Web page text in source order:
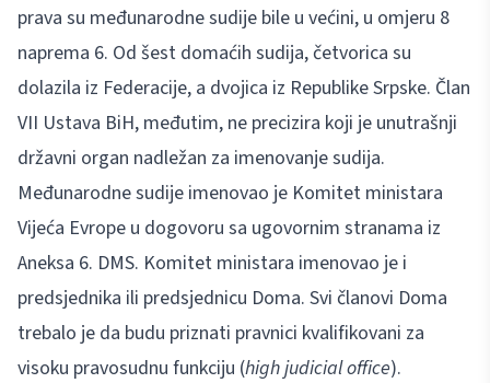
prava su međunarodne sudije bile u većini, u omjeru 8
naprema 6. Od šest domaćih sudija, četvorica su
dolazila iz Federacije, a dvojica iz Republike Srpske. Član
VII Ustava BiH, međutim, ne precizira koji je unutrašnji
državni organ nadležan za imenovanje sudija.
Međunarodne sudije imenovao je Komitet ministara
Vijeća Evrope u dogovoru sa ugovornim stranama iz
Aneksa 6. DMS. Komitet ministara imenovao je i
predsjednika ili predsjednicu Doma. Svi članovi Doma
trebalo je da budu priznati pravnici kvalifikovani za
visoku pravosudnu funkciju (high judicial office).